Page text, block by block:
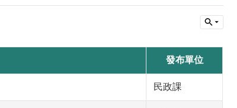
發布單位
民政課